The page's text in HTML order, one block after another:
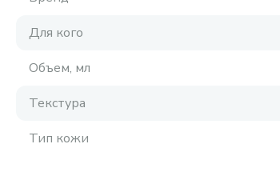
Для кого
Объем, мл
Текстура
Тип кожи